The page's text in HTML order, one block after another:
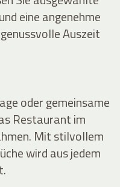
eine angenehme
Auszeit
oder gemeinsame
Restaurant im
Mit stilvollem
wird aus jedem